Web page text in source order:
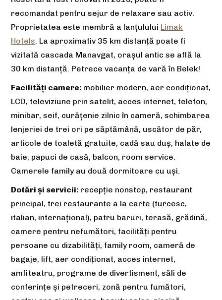
recomandat pentru sejur de relaxare sau activ.
Proprietatea este membră a lanțulului Limak
Hotels. La aproximativ 35 km distanță poate fi
vizitată cascada Manavgat, oraşul antic se află la
30 km distanță. Petrece vacanța de vară în Belek!
Facilități camere: mobilier modern, aer condiționat,
LCD, televiziune prin satelit, acces internet, telefon,
minibar, seif, curățenie zilnic în cameră, schimbarea
lenjeriei de trei ori pe săptămână, uscător de păr,
articole de toaletă gratuite, cadă sau duș, halate de
baie, papuci de casă, balcon, room service.
Camerele family au două dormitoare cu uși.
Dotări și servicii: recepție nonstop, restaurant
principal, trei restaurante a la carte (turcesc,
italian, internațional), patru baruri, terasă, grădină,
camere pentru nefumători, facilităţi pentru
persoane cu dizabilități, family room, cameră de
bagaje, lift, aer condiționat, acces internet,
amfiteatru, programe de divertisment, săli de
conferințe și petreceri, zonă pentru fumători,